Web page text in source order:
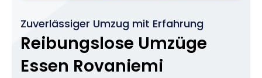
Zuverlässiger Umzug mit Erfahrung
Reibungslose Umzüge
Essen Rovaniemi